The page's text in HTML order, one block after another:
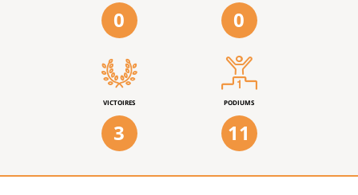
0 0
VICTOIRES
3
PODIUMS
11